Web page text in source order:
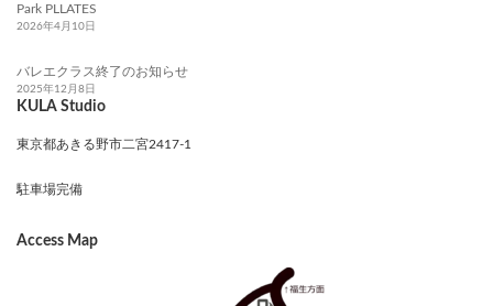
Park PLLATES
2026年4月10日
バレエクラス終了のお知らせ
2025年12月8日
KULA Studio
東京都あきる野市二宮2417-1
駐車場完備
Access Map